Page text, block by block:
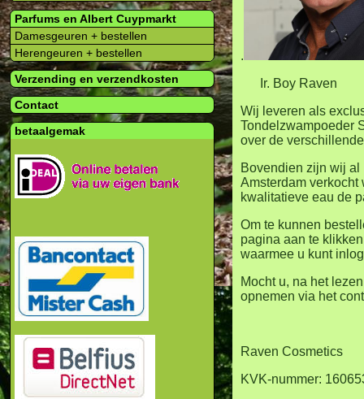
.
Ir. Boy
Wij leveren als
Tondelzwampoeder
over de
Bovendien zijn wij al
Amsterdam
kwalitatieve eau de
Om te kunnen
pagina aan te
waarmee u kunt
Mocht u, na het
opnemen via het
Raven Cosmetics
KVK-nummer:
Parfums en Albert Cuypmarkt
Damesgeuren + bestellen
Herengeuren + bestellen
Verzending en verzendkosten
Contact
betaalgemak